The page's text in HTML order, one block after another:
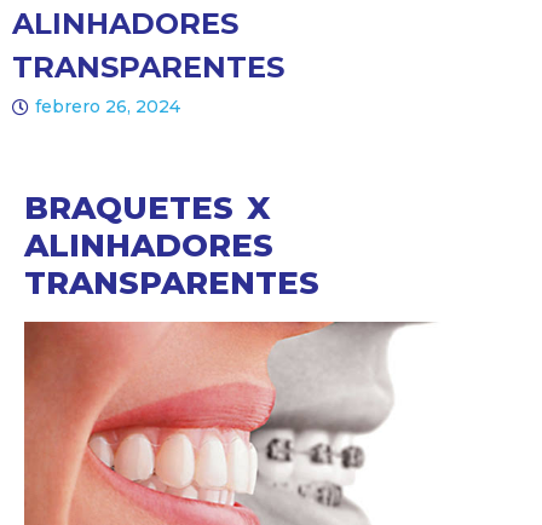
ALINHADORES
TRANSPARENTES
febrero 26, 2024
BRAQUETES X
ALINHADORES
TRANSPARENTES